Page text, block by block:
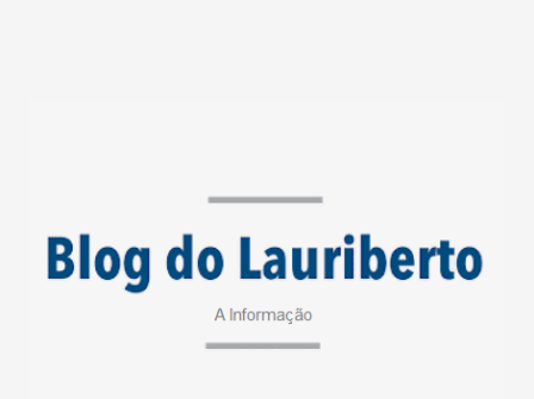
Institucional), além do tenente-brigadeiro do ar Raul
Botelho, chefe do Estado-Maior conjunto das Forças
Armadas, e do secretário da Pesca, Jorge Seif. O grupo
ainda inclui os senadores Chico Rodrigues (DEM-RR), Flávio